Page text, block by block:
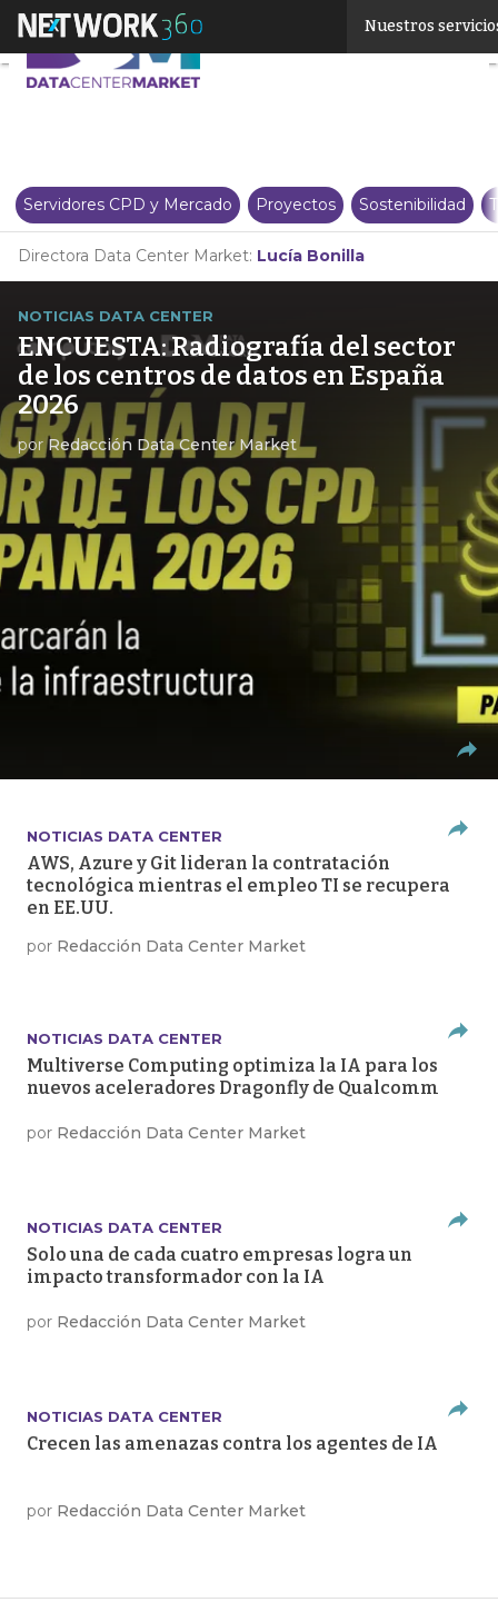
Nuestros
Servidores CPD y Mercado Proyectos Sostenibilidad
Directora Data Center Market: Lucía Bonilla
NOTICIAS DATA CENTER
ENCUESTA: Radiografía del sector
de los centros de datos en España
2026
porRedacción Data Center Market
NOTICIAS DATA CENTER
AWS, Azure y Git lideran la contratación
tecnológica mientras el empleo TI se recupera
en EE.UU.
por Redacción Data Center Market
NOTICIAS DATA CENTER
Multiverse Computing optimiza la IA para los
nuevos aceleradores Dragonfly de Qualcomm
por Redacción Data Center Market
NOTICIAS DATA CENTER
Solo una de cada cuatro empresas logra un
impacto transformador con la IA
por Redacción Data Center Market
NOTICIAS DATA CENTER
Crecen las amenazas contra los agentes de IA
por Redacción Data Center Market